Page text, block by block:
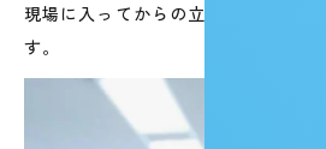
現場に入ってからの立ち上がりも早
す。